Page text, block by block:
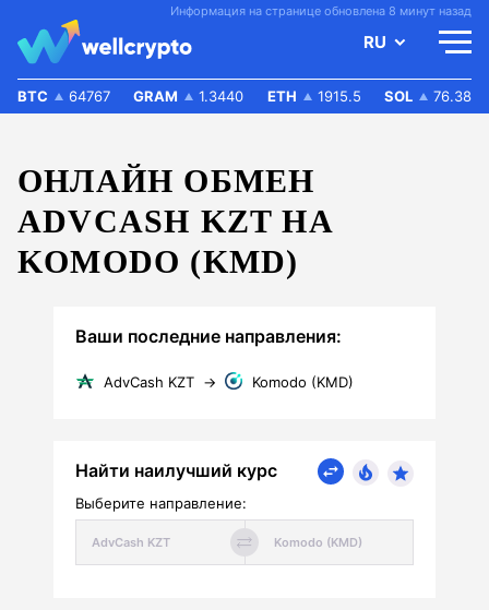
Информация на странице обновлена 8 минут назад
RU
BTC 64767 GRAM 1.3440 ETH 1915.5 SOL 76.38
ОНЛАЙН ОБМЕН
ADVCASH KZT НА
KOMODO (KMD)
Ваши последние направления:
AdvCash KZT → Komodo (KMD)
Найти наилучший курс
Выберите направление: